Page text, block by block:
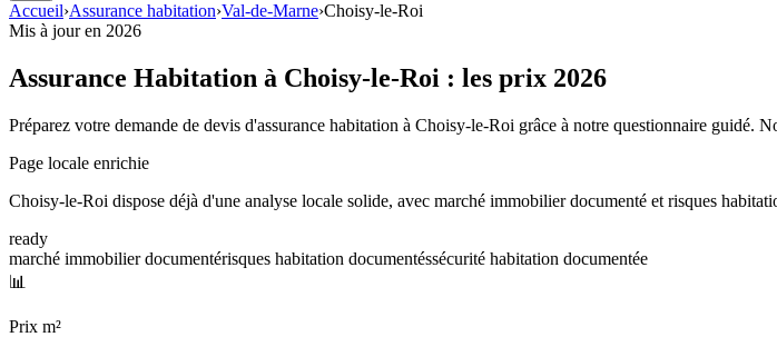
Accueil›Assurance habitation›Val-de-Marne›Choisy-le-Roi
Mis à jour en 2026
Assurance Habitation à Choisy-le-Roi : les prix 2026
Préparez votre demande de devis d'assurance habitation à Choisy-le-Roi grâce à notre questionnaire guidé.
Page locale enrichie
Choisy-le-Roi dispose déjà d'une analyse locale solide, avec marché immobilier documenté et risques
ready
marché immobilier documentérisques habitation documentéssécurité habitation documentée
📊
Prix m²